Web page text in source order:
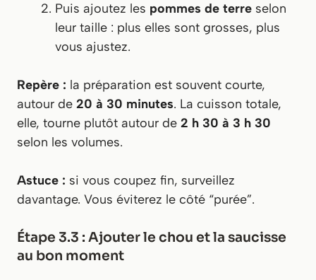
Puis ajoutez les pommes de terre selon
leur taille : plus elles sont grosses, plus
vous ajustez.
Repère : la préparation est souvent courte,
autour de 20 à 30 minutes. La cuisson totale,
elle, tourne plutôt autour de 2 h 30 à 3 h 30
selon les volumes.
Astuce : si vous coupez fin, surveillez
davantage. Vous éviterez le côté “purée”.
Étape 3.3 : Ajouter le chou et la saucisse
au bon moment